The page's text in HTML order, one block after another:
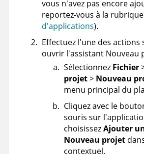
vous n'avez pas encore
reportez-vous à la rubrique
d'applications).
Effectuez l'une des
ouvrir l'assistant Nouveau
Sélectionnez Fichier
projet> Nouveau
menu principal du
Cliquez avec le
souris sur
choisissezAjouter
Nouveau projet
contextuel.